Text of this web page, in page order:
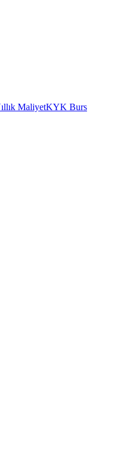
MaliyetKYK Burs